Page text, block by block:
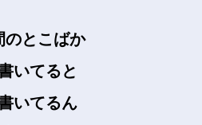
のとこばか
いてると
いてるん